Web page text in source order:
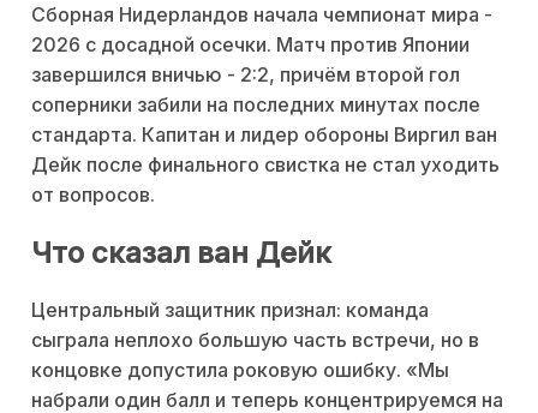
Сборная Нидерландов начала чемпионат мира -
2026 с досадной осечки. Матч против Японии
завершился вничью - 2:2, причём второй гол
соперники забили на последних минутах после
стандарта. Капитан и лидер обороны Виргил ван
Дейк после финального свистка не стал уходить
от вопросов.
Что сказал ван Дейк
Центральный защитник признал: команда
сыграла неплохо большую часть встречи, но в
концовке допустила роковую ошибку. «Мы
набрали один балл и теперь концентрируемся на